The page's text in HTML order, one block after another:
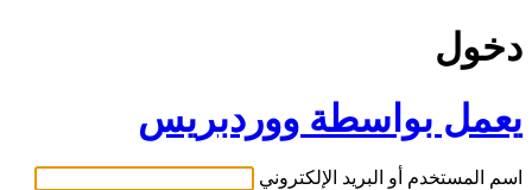
دخول
يعمل بواسطة ووردبريس
اسم المستخدم أو البريد الإلكتروني